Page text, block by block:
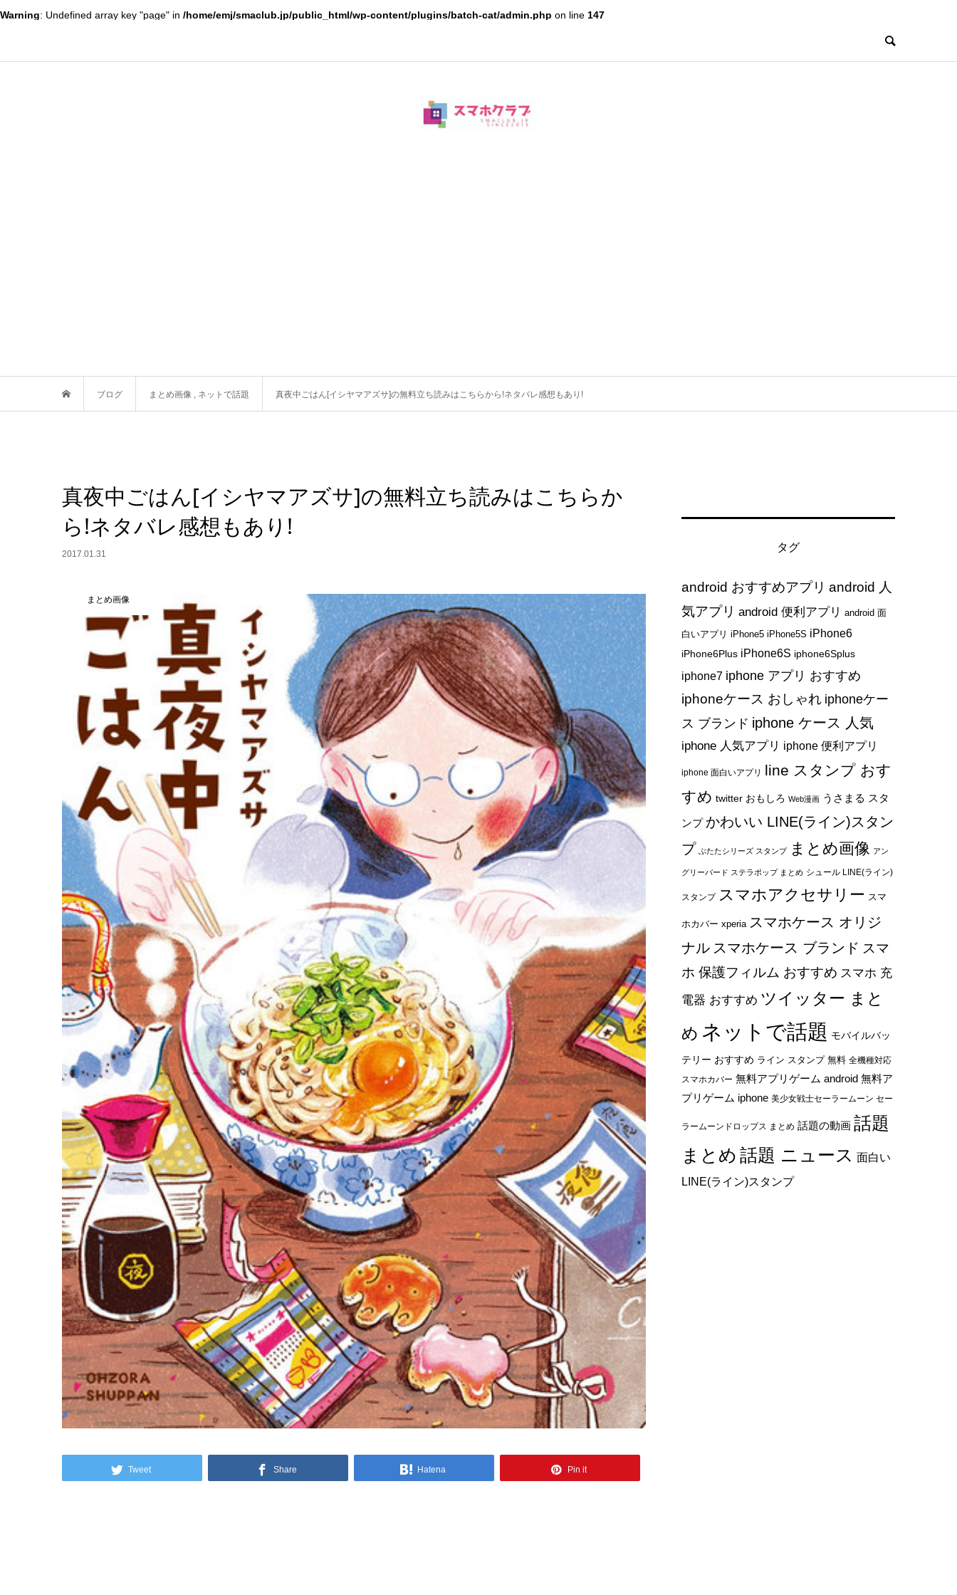
Warning: Undefined array key "page" in /home/emj/smaclub.jp/public_html/wp-content/plugins/batch-cat/admin.php on line 147
ブログ まとめ画像 , ネットで話題 真夜中ごはん[イシヤマアズサ]の無料立ち読みはこちらから!ネタバレ感想もあり!
真夜中ごはん[イシヤマアズサ]の無料立ち読みはこちらか
ら!ネタバレ感想もあり!
2017.01.31
まとめ画像
Tweet Share Hatena Pin it
タグ
android おすすめアプリ android 人
気アプリ android 便利アプリ android 面
白いアプリ iPhone5 iPhone5S iPhone6
iPhone6Plus iPhone6S iphone6Splus
iphone7 iphone アプリ おすすめ
iphoneケース おしゃれ iphoneケー
ス ブランド iphone ケース 人気
iphone 人気アプリ iphone 便利アプリ
iphone 面白いアプリ line スタンプ おす
すめ twitter おもしろ Web漫画 うさまる スタ
ンプ かわいい LINE(ライン)スタン
プ ぶたたシリーズ スタンプ まとめ画像 アン
グリーバード ステラポップ まとめ シュール LINE(ライン)
スタンプ スマホアクセサリー スマ
ホカバー xperia スマホケース オリジ
ナル スマホケース ブランド スマ
ホ 保護フィルム おすすめ スマホ 充
電器 おすすめ ツイッター まと
め ネットで話題 モバイルバッ
テリー おすすめ ライン スタンプ 無料 全機種対応
スマホカバー 無料アプリゲーム android 無料ア
プリゲーム iphone 美少女戦士セーラームーン セー
ラームーンドロップス まとめ 話題の動画 話題
まとめ 話題 ニュース 面白い
LINE(ライン)スタンプ